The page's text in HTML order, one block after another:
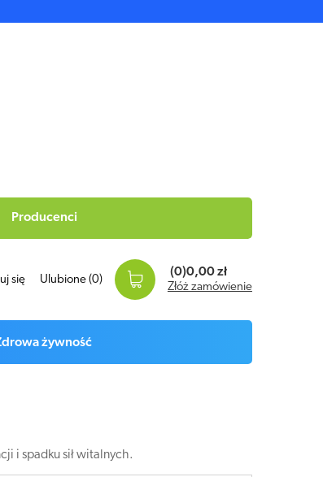
Producenci
się Ulubione (0)
(0)0,00 zł
Złóż zamówienie
żywność
i spadku sił witalnych.